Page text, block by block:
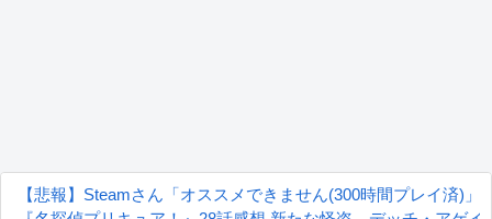
【悲報】Steamさん「オススメできません(300時間プレイ済)